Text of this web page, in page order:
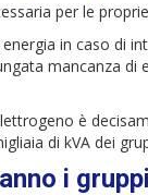
per le
in caso di
mancanza di
è
di kVA dei
i